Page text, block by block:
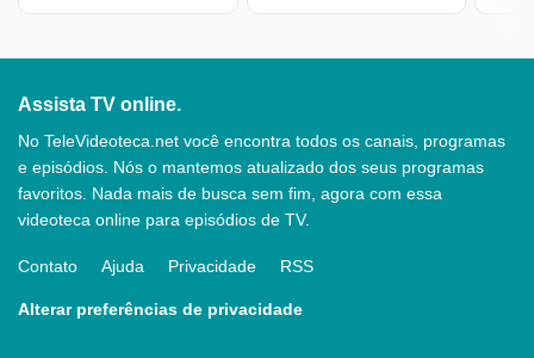
Assista TV online.
No TeleVideoteca.net você encontra todos os canais, programas
e episódios. Nós o mantemos atualizado dos seus programas
favoritos. Nada mais de busca sem fim, agora com essa
videoteca online para episódios de TV.
Contato Ajuda Privacidade RSS
Alterar preferências de privacidade